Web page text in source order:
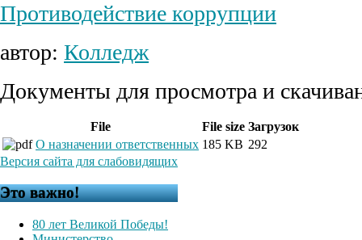
Противодействие коррупции
автор: Колледж
Документы для просмотра и
File File size Загрузок
О назначении ответственных 185 KB 292
Версия сайта для слабовидящих
Это важно!
80 лет Великой Победы!